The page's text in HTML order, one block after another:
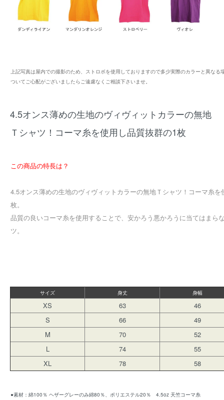
上記写真は屋内での撮影のため、ストロボを使用しておりますので多少実際のカラーと異な
ついてご心配がございましたらご遠慮なくご相談下さいませ。
4.5オンス薄めの生地のヴィヴィットカラーの無地
Ｔシャツ！コーマ糸を使用し品質抜群の1枚
この商品の特長は？
4.5オンス薄めの生地のヴィヴィットカラーの無地Ｔシャツ！コーマ糸を
枚。
品質の良いコーマ糸を使用することで、安かろう悪かろうに当てはまら
ツ。
サイズ 身丈 身幅
XS 63
46
S
66
49
M
70
52
L
74
55
XL
78 58
●素材：綿100％ ヘザーグレーのみ綿80％、ポリエステル20％ 4.5oz 天竺コーマ糸